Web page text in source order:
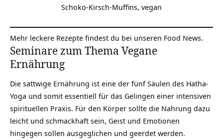
Schoko-Kirsch-Muffins, vegan
Mehr leckere Rezepte findest du bei unseren Food News.
Seminare zum Thema Vegane
Ernährung
Die sattwige Ernährung ist eine der fünf Säulen des Hatha-
Yoga und somit essentiell für das Gelingen einer intensiven
spirituellen Praxis. Für den Körper sollte die Nahrung dazu
leicht und schmackhaft sein, Geist und Emotionen
hingegen sollen ausgeglichen und geerdet werden.